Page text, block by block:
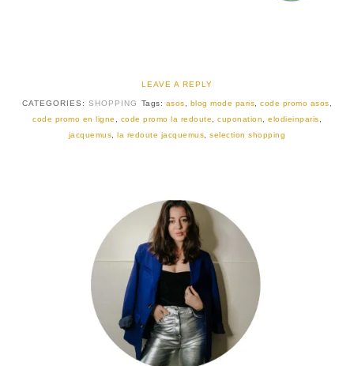
LEAVE A REPLY
CATEGORIES: SHOPPING Tags: asos blog mode paris ,code promo asos
code promo en ligne
code promo la redoute cuponation elodieinparis
jacquemus ,la redoute jacquemus ,selection shopping